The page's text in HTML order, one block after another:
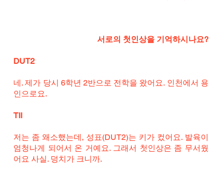
서로의 첫인상을 기억하시나요?
DUT2
네. 제가 당시 6학년 2반으로 전학을 왔어요. 인천에서 용
인으로요.
TII
저는 좀 왜소했는데, 성표(DUT2)는 키가 컸어요. 발육이
엄청나게 되어서 온 거예요. 그래서 첫인상은 좀 무서웠
어요 사실. 덩치가 크니까.